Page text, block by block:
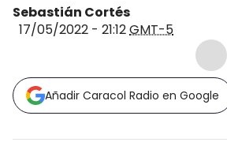
Sebastián Cortés
17/05/2022 - 21:12GMT-5
Añadir Caracol Radio en Google